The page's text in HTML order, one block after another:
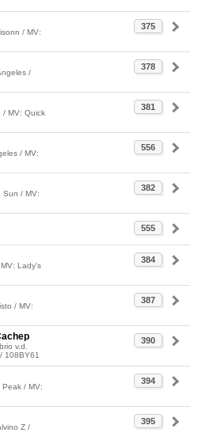
375
/ MV:
378
/
381
/ MV: Quick
556
/ MV:
382
Sun / MV:
555
384
Lady's
387
/ MV:
390
v.d.
108BY61
394
/ MV:
395
Z /